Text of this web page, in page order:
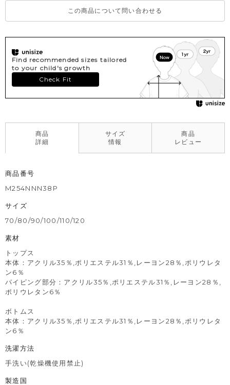
この商品について問い合わせる
Find recommended sizes tailored
to your child's growth
Check Fit
商品
詳細
サイズ
情報
商品
レビュー
商品番号
M254NNN38P
サイズ
70/80/90/100/110/120
素材
トップス
本体：アクリル35％,ポリエステル31％,レーヨン28％,ポリウレタ
ン6％
パイピング部分：アクリル35％,ポリエステル31％,レーヨン28％,
ポリウレタン6％
ボトムス
本体：アクリル35％,ポリエステル31％,レーヨン28％,ポリウレタ
ン6％
洗濯方法
手洗い(乾燥機使用禁止)
製造国